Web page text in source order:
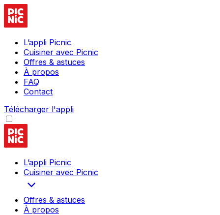
L’appli Picnic
Cuisiner avec Picnic
Offres & astuces
À propos
FAQ
Contact
Télécharger l'appli
L’appli Picnic
Cuisiner avec Picnic
Offres & astuces
À propos